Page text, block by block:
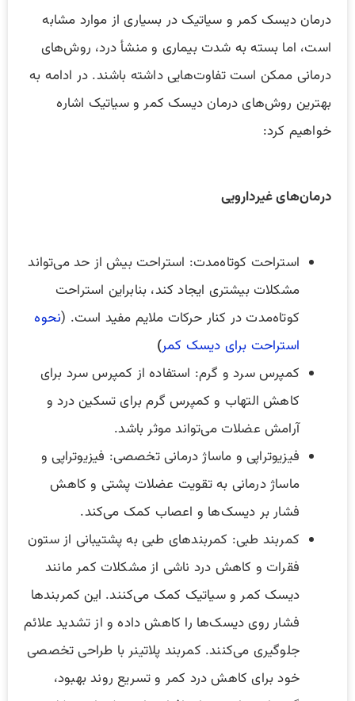
درمان دیسک کمر و سیاتیک در بسیاری از موارد مشابه
است، اما بسته به شدت بیماری و منشأ درد، روش‌های
درمانی ممکن است تفاوت‌هایی داشته باشند. در ادامه به
بهترین روش‌های درمان‌ دیسک کمر و سیاتیک اشاره
خواهیم کرد:
درمان‌های غیردارویی
استراحت کوتاه‌مدت: استراحت بیش از حد می‌تواند
مشکلات بیشتری ایجاد کند، بنابراین استراحت
کوتاه‌مدت در کنار حرکات ملایم مفید است. (نحوه
استراحت برای دیسک کمر)
کمپرس سرد و گرم: استفاده از کمپرس سرد برای
کاهش التهاب و کمپرس گرم برای تسکین درد و
آرامش عضلات می‌تواند موثر باشد.
فیزیوتراپی و ماساژ درمانی تخصصی: فیزیوتراپی و
ماساژ درمانی به تقویت عضلات پشتی و کاهش
فشار بر دیسک‌ها و اعصاب کمک می‌کند.
کمربند طبی: کمربندهای طبی به پشتیبانی از ستون
فقرات و کاهش درد ناشی از مشکلات کمر مانند
دیسک کمر و سیاتیک کمک می‌کنند. این کمربندها
فشار روی دیسک‌ها را کاهش داده و از تشدید علائم
جلوگیری می‌کنند. کمربند پلاتینر با طراحی تخصصی
خود برای کاهش درد کمر و تسریع روند بهبود،